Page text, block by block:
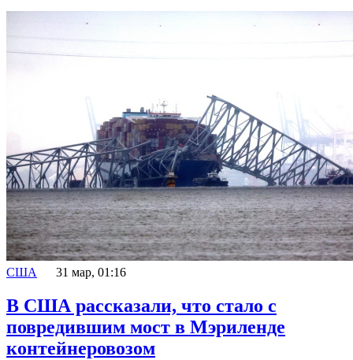
США 31 мар, 01:16
В США рассказали, что стало с
повредившим мост в Мэриленде
контейнеровозом